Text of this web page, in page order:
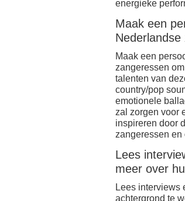
energieke
Maak een
Maak een
zangeressen
talenten van
country/pop
emotionele
zal zorgen voor
inspireren door
zangeressen
Lees
meer over
Lees interviews
achtergrond te